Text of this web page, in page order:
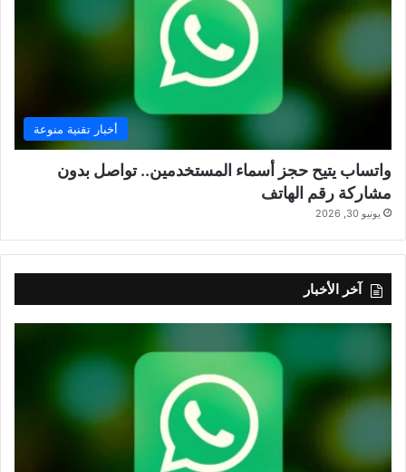
أخبار تقنية منوعة
واتساب يتيح حجز أسماء المستخدمين.. تواصل بدون
مشاركة رقم الهاتف
يونيو 30, 2026
آخر الأخبار